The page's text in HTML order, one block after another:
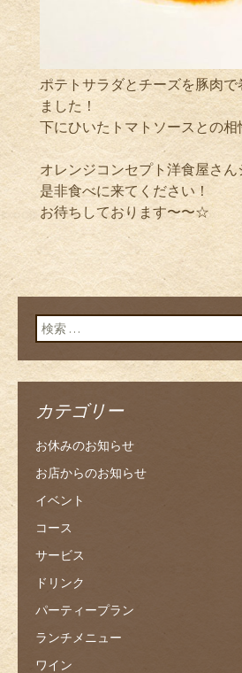
ポテトサラダとチーズを豚肉で
ました！
下にひいたトマトソースとの相
オレンジコンセプト洋食屋さ
是非食べに来てください！
お待ちしております〜〜☆
検索:
カテゴリー
お休みのお知らせ
お店からのお知らせ
イベント
コース
サービス
ドリンク
パーティープラン
ランチメニュー
ワイン